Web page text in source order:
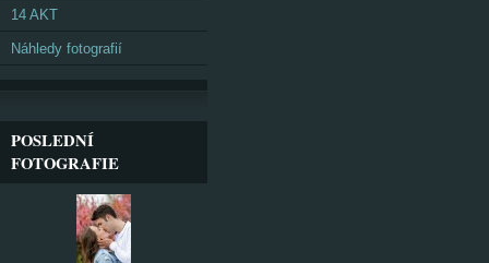
14 AKT
Náhledy fotografií
POSLEDNÍ
FOTOGRAFIE